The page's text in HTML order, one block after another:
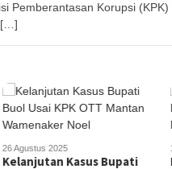
Pemberantasan Korupsi
[…]
18 Agustus 2025
Bupati Buol Viral Berjoget